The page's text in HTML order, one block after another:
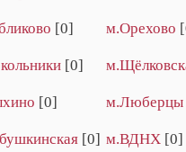
[0] м.Орехово
[0]
[0] м.Люберцы
[0] м.ВДНХ [0]